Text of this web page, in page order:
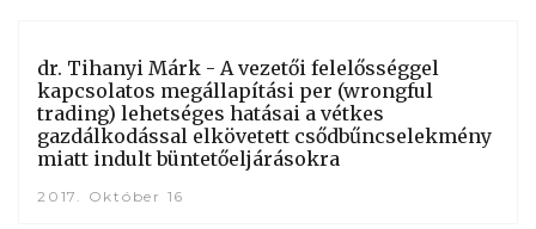
dr. Tihanyi Márk - A vezetői felelősséggel
kapcsolatos megállapítási per (wrongful
trading) lehetséges hatásai a vétkes
gazdálkodással elkövetett csődbűncselekmény
miatt indult büntetőeljárásokra
2017. Október 16